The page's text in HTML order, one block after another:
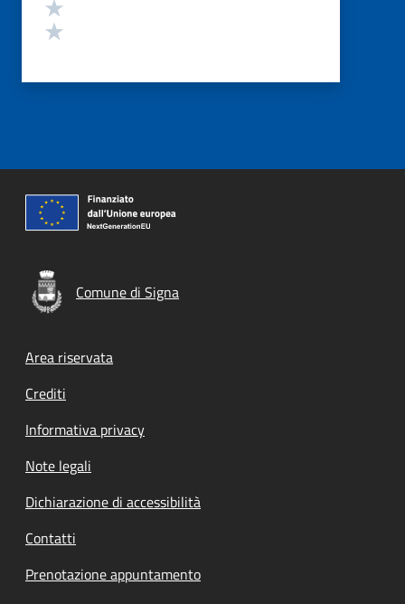
Comune di Signa
Footer menu
Area riservata
Crediti
Informativa privacy
Note legali
Dichiarazione di accessibilità
Contatti
Prenotazione appuntamento